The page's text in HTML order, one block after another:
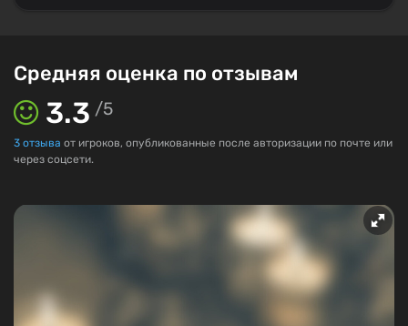
Средняя оценка по отзывам
3.3 /5
3 отзыва от игроков, опубликованные после авторизации по почте или
через соцсети.